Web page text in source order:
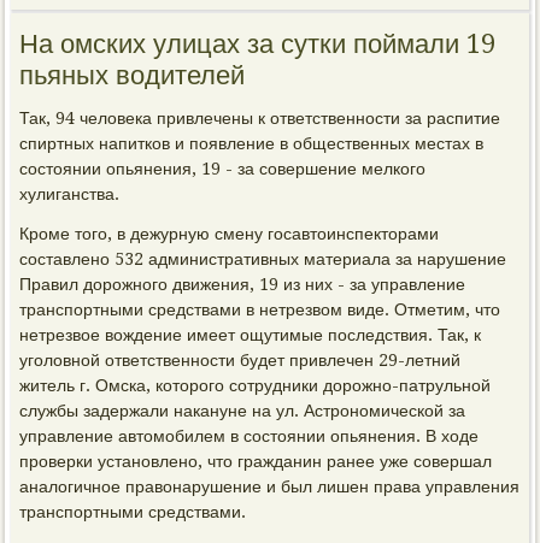
На омских улицах за сутки поймали 19
пьяных водителей
Так, 94 человека привлечены к ответственности за распитие
спиртных напитков и появление в общественных местах в
состоянии опьянения, 19 - за совершение мелкого
хулиганства.
Кроме того, в дежурную смену госавтоинспекторами
составлено 532 административных материала за нарушение
Правил дорожного движения, 19 из них - за управление
транспортными средствами в нетрезвом виде. Отметим, что
нетрезвое вождение имеет ощутимые последствия. Так, к
уголовной ответственности будет привлечен 29-летний
житель г. Омска, которого сотрудники дорожно-патрульной
службы задержали накануне на ул. Астрономической за
управление автомобилем в состоянии опьянения. В ходе
проверки установлено, что гражданин ранее уже совершал
аналогичное правонарушение и был лишен права управления
транспортными средствами.